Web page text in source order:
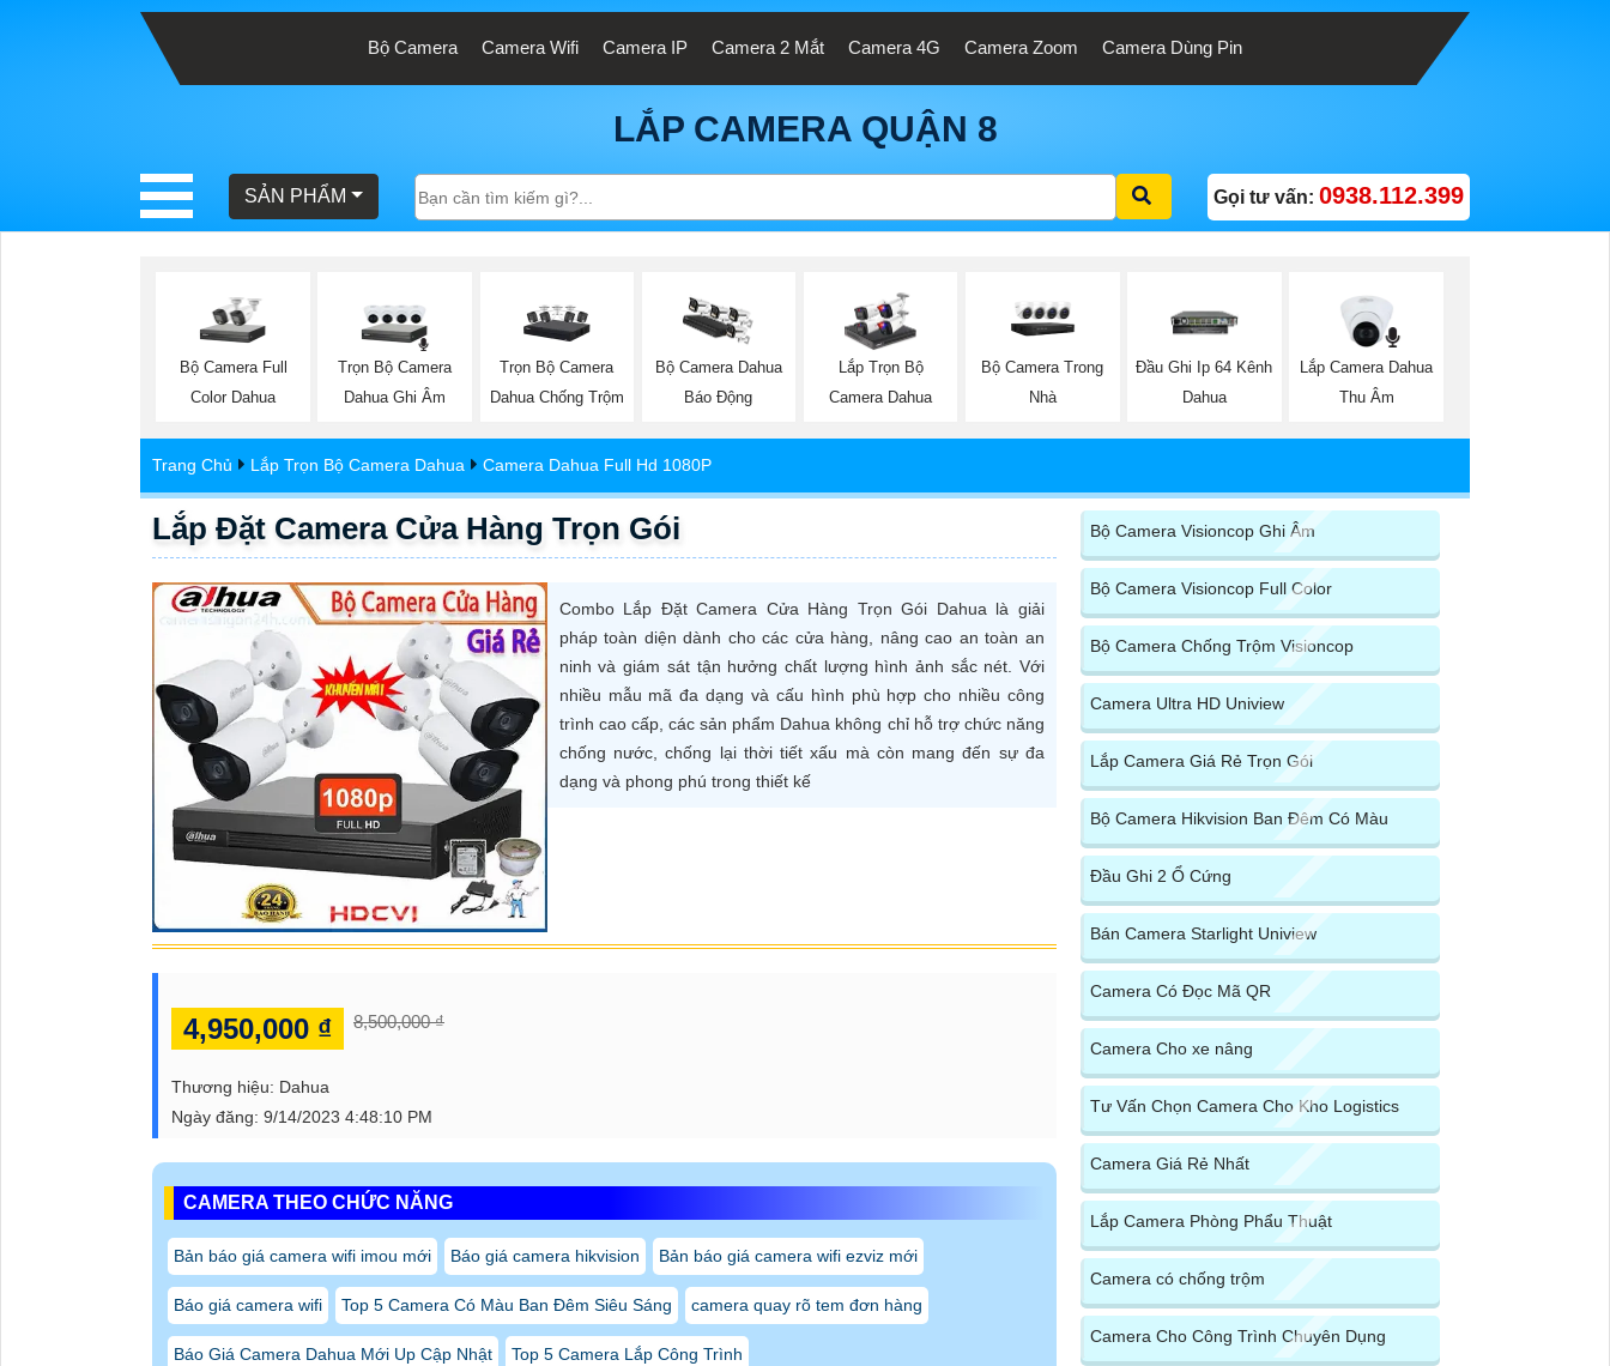
Bộ Camera Camera Wifi Camera IP Camera 2 Mắt Camera 4G Camera Zoom Camera Dùng Pin
LẮP CAMERA QUẬN 8
SẢN PHẨM Gọi tư vấn: 0938.112.399
Bộ Camera Full
Color Dahua
Trọn Bộ Camera
Dahua Ghi Âm
Trọn Bộ Camera
Dahua Chống Trộm
Bộ Camera Dahua
Báo Động
Lắp Trọn Bộ
Camera Dahua
Bộ Camera Trong
Nhà
Đầu Ghi Ip 64 Kênh
Dahua
Lắp Camera Dahua
Thu Âm
Trang Chủ Lắp Trọn Bộ Camera Dahua Camera Dahua Full Hd 1080P
Lắp Đặt Camera Cửa Hàng Trọn Gói
Combo Lắp Đặt Camera Cửa Hàng Trọn Gói Dahua là giải
pháp toàn diện dành cho các cửa hàng, nâng cao an toàn an
ninh và giám sát tận hưởng chất lượng hình ảnh sắc nét. Với
nhiều mẫu mã đa dạng và cấu hình phù hợp cho nhiều công
trình cao cấp, các sản phẩm Dahua không chỉ hỗ trợ chức năng
chống nước, chống lại thời tiết xấu mà còn mang đến sự đa
dạng và phong phú trong thiết kế
4,950,000 ₫ 8,500,000 ₫
Thương hiệu: Dahua
Ngày đăng: 9/14/2023 4:48:10 PM
CAMERA THEO CHỨC NĂNG
Bản báo giá camera wifi imou mới Báo giá camera hikvision Bản báo giá camera wifi ezviz mới
Báo giá camera wifi Top 5 Camera Có Màu Ban Đêm Siêu Sáng camera quay rõ tem đơn hàng
Báo Giá Camera Dahua Mới Up Cập Nhật Top 5 Camera Lắp Công Trình
Bộ Camera Visioncop Ghi Âm
Bộ Camera Visioncop Full Color
Bộ Camera Chống Trộm Visioncop
Camera Ultra HD Uniview
Lắp Camera Giá Rẻ Trọn Gói
Bộ Camera Hikvision Ban Đêm Có Màu
Đầu Ghi 2 Ổ Cứng
Bán Camera Starlight Uniview
Camera Có Đọc Mã QR
Camera Cho xe nâng
Tư Vấn Chọn Camera Cho Kho Logistics
Camera Giá Rẻ Nhất
Lắp Camera Phòng Phẩu Thuật
Camera có chống trộm
Camera Cho Công Trình Chuyên Dụng